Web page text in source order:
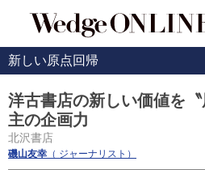
新しい原点回帰
洋古書店の新しい価値を
主の企画力
北沢書店
磯山友幸 （ ジャーナリスト）